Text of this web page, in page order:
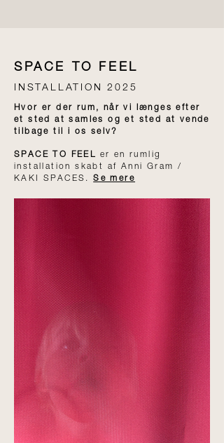
SPACE TO FEEL
INSTALLATION 2025
Hvor er der rum, når vi længes efter
et sted at samles og et sted at vende
tilbage til i os selv?
SPACE TO FEEL er en rumlig
installation skabt af Anni Gram /
KAKI SPACES.Se mere